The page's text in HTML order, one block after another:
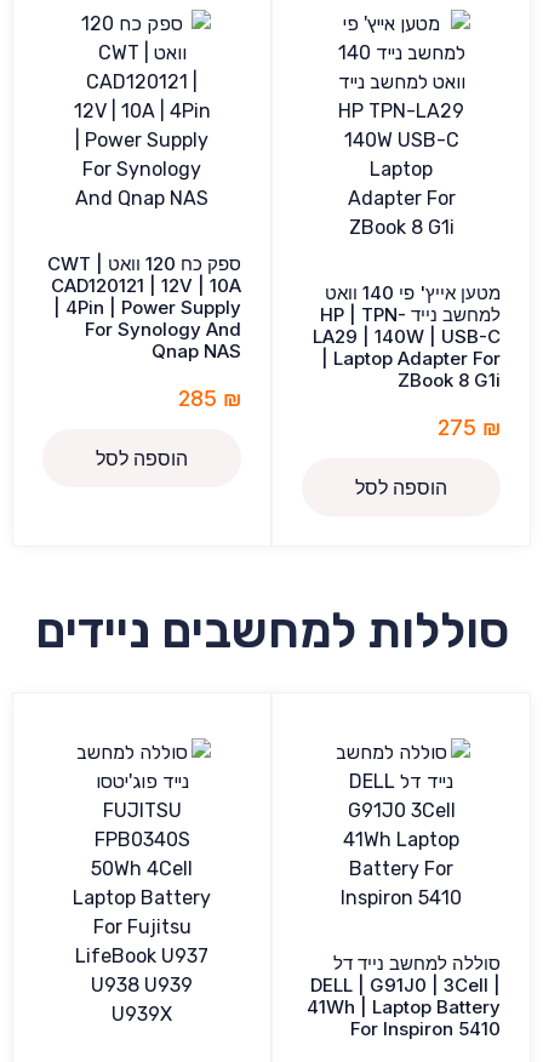
מטען אייץ' פי 140 וואט
למחשב נייד HP | TPN-
LA29 | 140W | USB-C
| Laptop Adapter For
ZBook 8 G1i
275 ₪
הוספה לסל
ספק כח 120 וואט CWT |
CAD120121 | 12V | 10A
| 4Pin | Power Supply
For Synology And
Qnap NAS
285 ₪
הוספה לסל
סוללות למחשבים ניידים
סוללה למחשב נייד דל
DELL | G91J0 | 3Cell |
41Wh | Laptop Battery
For Inspiron 5410